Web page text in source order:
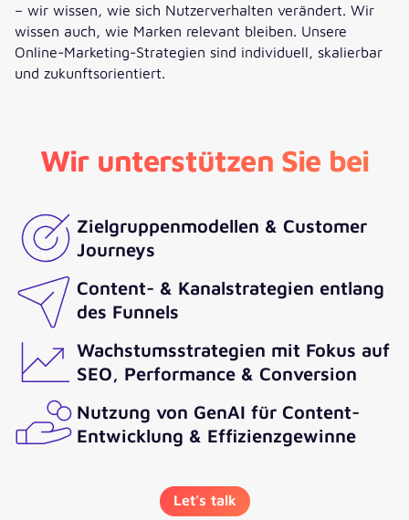
– wir wissen, wie sich Nutzerverhalten verändert. Wir
wissen auch, wie Marken relevant bleiben. Unsere
Online-Marketing-Strategien sind individuell, skalierbar
und zukunftsorientiert.
Wir unterstützen Sie bei
Zielgruppenmodellen & Customer
Journeys
Content- & Kanalstrategien entlang
des Funnels
Wachstumsstrategien mit Fokus auf
SEO, Performance & Conversion
Nutzung von GenAI für Content-
Entwicklung & Effizienzgewinne
Let’s talk